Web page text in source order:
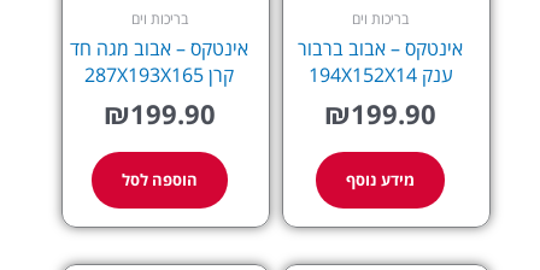
בריכות וים
אינטקס – אבוב ברבור
ענק 194X152X14
₪199.90
מידע נוסף
בריכות וים
אינטקס – אבוב מגה חד
קרן 287X193X165
₪199.90
הוספה לסל